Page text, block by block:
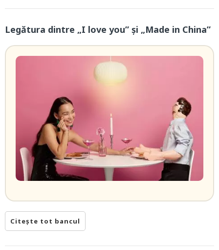
Legătura dintre „I love you” și „Made in China”
Citește tot bancul